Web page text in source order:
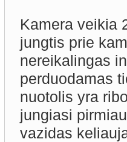
Kamera veikia
jungtis prie
nereikalingas
perduodamas
nuotolis yra
jungiasi
vazidas